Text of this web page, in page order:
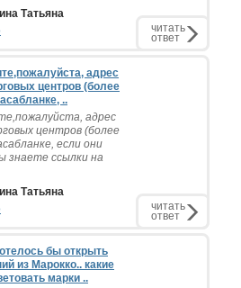
Татьяна
читать
ответ
адрес
центров (более
..
адрес
центров (более
если они
знаете ссылки на
Татьяна
читать
ответ
бы открыть
из Марокко.. какие
марки ..